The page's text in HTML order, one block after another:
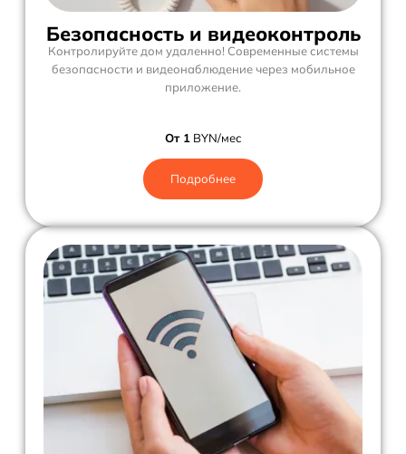
Безопасность и видеоконтроль
Контролируйте дом удаленно! Современные системы
безопасности и видеонаблюдение через мобильное
приложение.
От 1 BYN/мес
Подробнее